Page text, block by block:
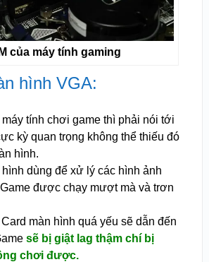
của máy tính gaming
hình VGA:
tính chơi game thì phải nói tới
kỳ quan trọng không thể thiếu đó
hình.
dùng để xử lý các hình ảnh
được chạy mượt mà và trơn
màn hình quá yếu sẽ dẫn đến
sẽ bị giật lag thậm chí bị
chơi được.